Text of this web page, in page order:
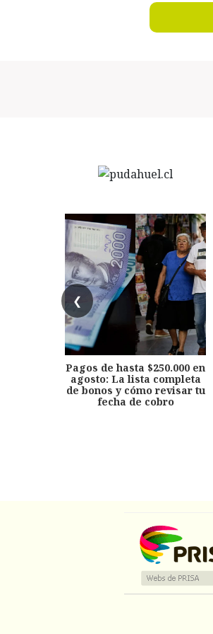
❮
Pagos de hasta $250.000 en
agosto: La lista completa
de bonos y cómo revisar tu
fecha de cobro